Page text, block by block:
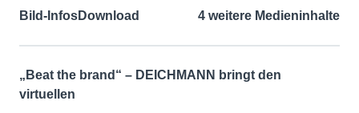
Bild-InfosDownload 4 weitere Medieninhalte
„Beat the brand“ – DEICHMANN bringt den
virtuellen